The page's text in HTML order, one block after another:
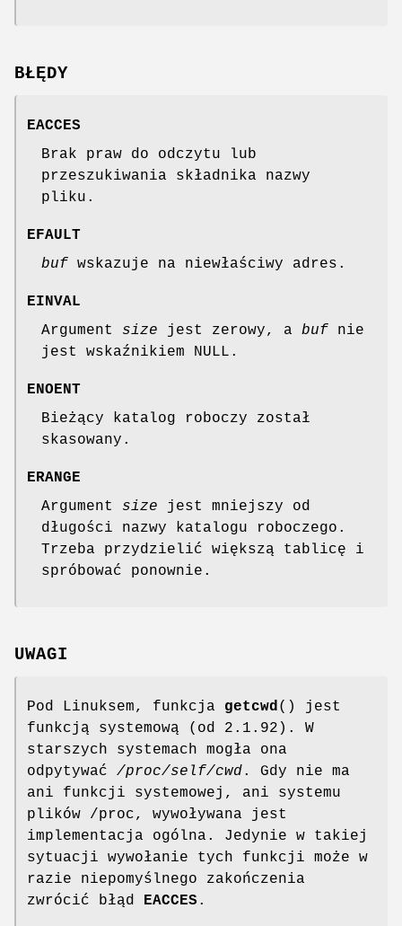
BŁĘDY
EACCES
Brak praw do odczytu lub
przeszukiwania składnika nazwy
pliku.
EFAULT
buf wskazuje na niewłaściwy adres.
EINVAL
Argument size jest zerowy, a buf nie
jest wskaźnikiem NULL.
ENOENT
Bieżący katalog roboczy został
skasowany.
ERANGE
Argument size jest mniejszy od
długości nazwy katalogu roboczego.
Trzeba przydzielić większą tablicę i
spróbować ponownie.
UWAGI
Pod Linuksem, funkcja getcwd() jest
funkcją systemową (od 2.1.92). W
starszych systemach mogła ona
odpytywać /proc/self/cwd. Gdy nie ma
ani funkcji systemowej, ani systemu
plików /proc, wywoływana jest
implementacja ogólna. Jedynie w takiej
sytuacji wywołanie tych funkcji może w
razie niepomyślnego zakończenia
zwrócić błąd EACCES .